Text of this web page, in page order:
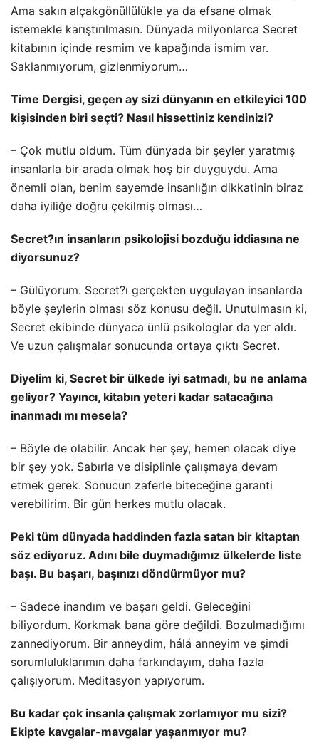
Ama sakın alçakgönüllülükle ya da efsane olmak
istemekle karıştırılmasın. Dünyada milyonlarca Secret
kitabının içinde resmim ve kapağında ismim var.
Saklanmıyorum, gizlenmiyorum…
Time Dergisi, geçen ay sizi dünyanın en etkileyici 100
kişisinden biri seçti? Nasıl hissettiniz kendinizi?
– Çok mutlu oldum. Tüm dünyada bir şeyler yaratmış
insanlarla bir arada olmak hoş bir duyguydu. Ama
önemli olan, benim sayemde insanlığın dikkatinin biraz
daha iyiliğe doğru çekilmiş olması…
Secret?ın insanların psikolojisi bozduğu iddiasına ne
diyorsunuz?
– Gülüyorum. Secret?ı gerçekten uygulayan insanlarda
böyle şeylerin olması söz konusu değil. Unutulmasın ki,
Secret ekibinde dünyaca ünlü psikologlar da yer aldı.
Ve uzun çalışmalar sonucunda ortaya çıktı Secret.
Diyelim ki, Secret bir ülkede iyi satmadı, bu ne anlama
geliyor? Yayıncı, kitabın yeteri kadar satacağına
inanmadı mı mesela?
– Böyle de olabilir. Ancak her şey, hemen olacak diye
bir şey yok. Sabırla ve disiplinle çalışmaya devam
etmek gerek. Sonucun zaferle biteceğine garanti
verebilirim. Bir gün herkes mutlu olacak.
Peki tüm dünyada haddinden fazla satan bir kitaptan
söz ediyoruz. Adını bile duymadığımız ülkelerde liste
başı. Bu başarı, başınızı döndürmüyor mu?
– Sadece inandım ve başarı geldi. Geleceğini
biliyordum. Korkmak bana göre değildi. Bozulmadığımı
zannediyorum. Bir anneydim, hálá anneyim ve şimdi
sorumluluklarımın daha farkındayım, daha fazla
çalışıyorum. Meditasyon yapıyorum.
Bu kadar çok insanla çalışmak zorlamıyor mu sizi?
Ekipte kavgalar-mavgalar yaşanmıyor mu?